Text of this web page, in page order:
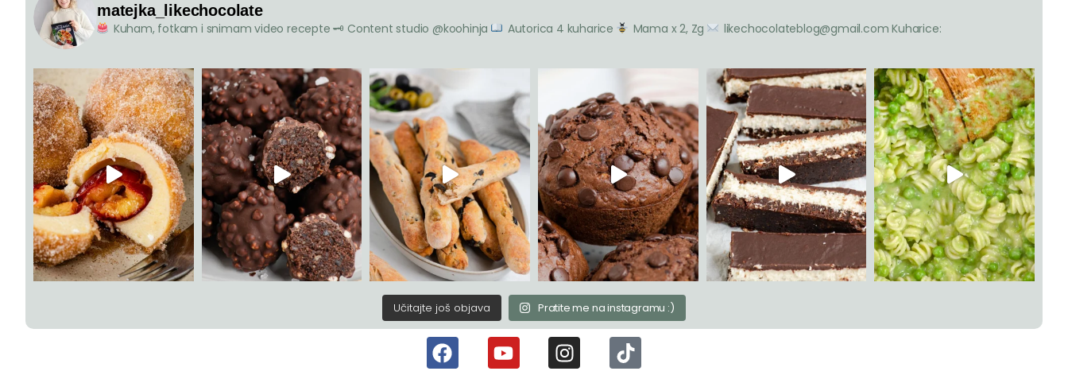
matejka_likechocolate
Kuham, fotkam i snimam video recepte 🗝 Content studio @koohinja Autorica 4 kuharice Mama x 2, Zg likechocolateblog@gmail.com Kuharice:
Učitajte još objava Pratite me na instagramu :)